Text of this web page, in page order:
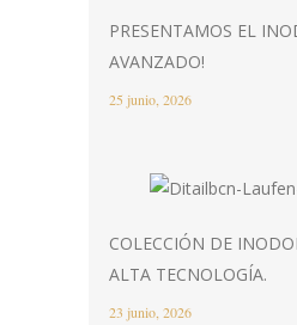
PRESENTAMOS EL
AVANZADO!
25 junio, 2026
COLECCIÓN DE
ALTA TECNOLOGÍA.
23 junio, 2026